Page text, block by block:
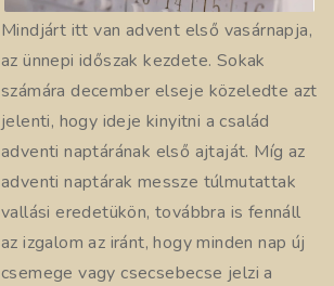
Mindjárt itt van advent első vasárnapja,
az ünnepi időszak kezdete. Sokak
számára december elseje közeledte azt
jelenti, hogy ideje kinyitni a család
adventi naptárának első ajtaját. Míg az
adventi naptárak messze túlmutattak
vallási eredetükön, továbbra is fennáll
az izgalom az iránt, hogy minden nap új
csemege vagy csecsebecse jelzi a